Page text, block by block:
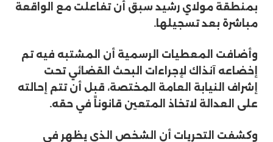
بمنطقة مولاي رشيد سبق أن تفاعلت مع الواقعة
مباشرة بعد تسجيلها.
وأضافت المعطيات الرسمية أن المشتبه فيه تم
إخضاعه آنذاك لإجراءات البحث القضائي تحت
إشراف النيابة العامة المختصة، قبل أن تتم إحالته
على العدالة لاتخاذ المتعين قانوناً في حقه.
وكشفت التحريات أن الشخص الذي يظهر في